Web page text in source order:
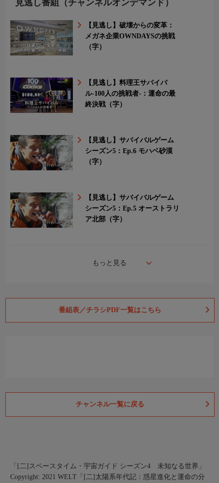
見逃し番組（チャンネルオンデマンド）
【見逃し】破壊からの変革：
メガネ企業OWNDAYSの挑戦
（字）
【見逃し】料理王サバイバ
ル-100人の挑戦者-：運命の最
終決戦（字）
【見逃し】サバイバルゲーム
シーズン5：Ep.6 モハベ砂漠
（字）
【見逃し】サバイバルゲーム
シーズン5：Ep.5 オーストラリ
ア北部（字）
もっと見る
番組表／チラシPDF一覧はこちら
チャンネル一覧に戻る
「[二]スペースタイム・宇宙ガイド シーズン4 未知なる世界」
Copyright: 2021 WELT 「[二]太陽系年代記：惑星進化と運命の分